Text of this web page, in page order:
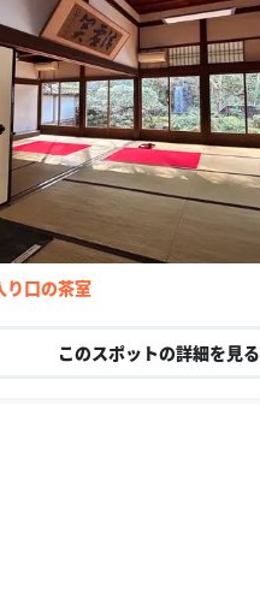
り口の茶室
このスポットの詳細を見る